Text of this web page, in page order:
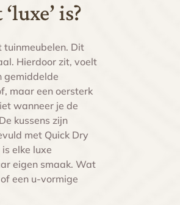
is?
tuinmeubelen. Dit
Hierdoor zit, voelt
gemiddelde
maar een oersterk
wanneer je de
kussens zijn
met Quick Dry
elke luxe
eigen smaak. Wat
een u-vormige